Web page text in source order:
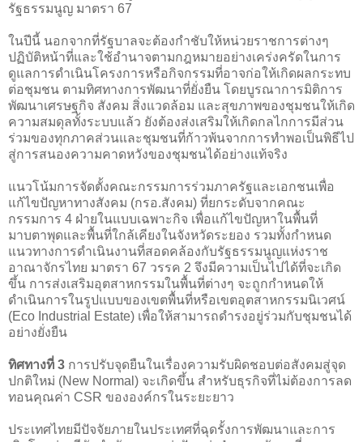
รัฐธรรมนูญ มาตรา 67
ในปีนี้ นอกจากที่รัฐบาลจะต้องกำชับให้หน่วยราชการต่างๆ
ปฏิบัติหน้าที่และใช้อำนาจตามกฎหมายอย่างเคร่งครัดในการ
ดูแลการดำเนินโครงการหรือกิจกรรมที่อาจก่อให้เกิดผลกระทบ
ต่อชุมชน ตามทิศทางการพัฒนาที่ยั่งยืน โดยบูรณาการมิติการ
พัฒนาเศรษฐกิจ สังคม สิ่งแวดล้อม และสุขภาพของชุมชนให้เกิด
ความสมดุลทั้งระบบแล้ว ยังต้องส่งเสริมให้เกิดกลไกการมีส่วน
ร่วมของทุกภาคส่วนและชุมชนที่ก้าวพ้นจากการทำพอเป็นพิธีไป
สู่การสนองความคาดหวังของชุมชนได้อย่างแท้จริง
แนวโน้มการจัดตั้งคณะกรรมการร่วมภาครัฐและเอกชนเพื่อ
แก้ไขปัญหาทางสังคม (กรอ.สังคม) ที่ยกระดับจากคณะ
กรรมการ 4 ฝ่ายในแบบเฉพาะกิจ เพื่อแก้ไขปัญหาในพื้นที่
มาบตาพุดและพื้นที่ใกล้เคียงในจังหวัดระยอง รวมทั้งกำหนด
แนวทางการดำเนินงานที่สอดคล้องกับรัฐธรรมนูญแห่งราช
อาณาจักรไทย มาตรา 67 วรรค 2 จึงมีความเป็นไปได้ที่จะเกิด
ขึ้น การส่งเสริมอุตสาหกรรมในพื้นที่ต่างๆ จะถูกกำหนดให้
ดำเนินการในรูปแบบของเขตพื้นที่หรือเขตอุตสาหกรรมนิเวศน์
(Eco Industrial Estate) เพื่อให้สามารถดำรงอยู่ร่วมกับชุมชนได้
อย่างยั่งยืน
ทิศทางที่ 3 การปรับจุดยืนในเรื่องความรับผิดชอบต่อสังคมสู่จุด
ปกติใหม่ (New Normal) จะเกิดขึ้น สำหรับธุรกิจที่ไม่ต้องการลด
ทอนคุณค่า CSR ขององค์กรในระยะยาว
ประเทศไทยมีปัจจัยภายในประเทศที่ฉุดรั้งการพัฒนาและการ